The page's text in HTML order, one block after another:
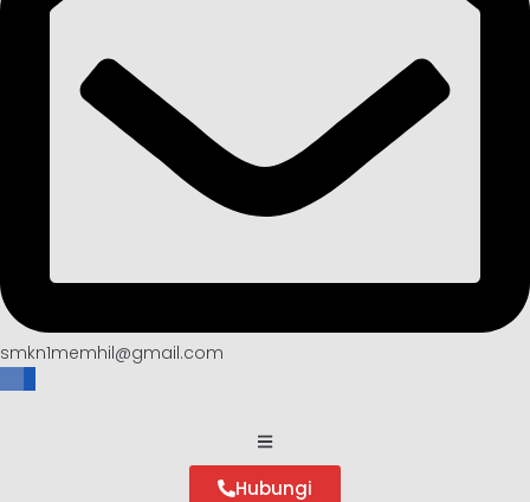
smkn1memhil@gmail.com
Hubungi